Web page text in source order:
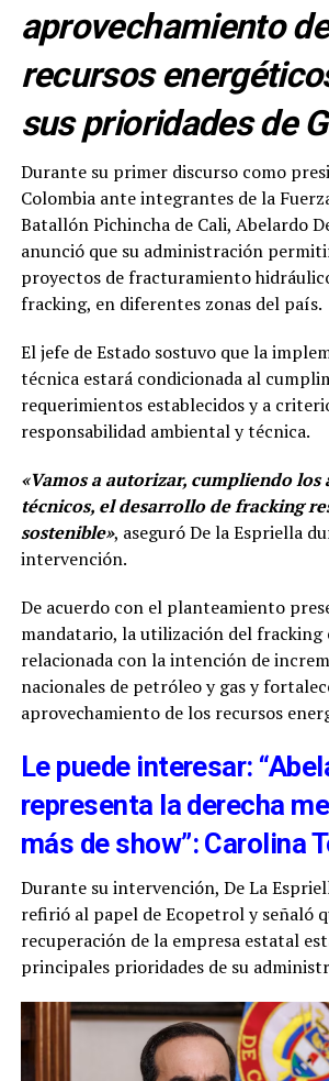
aprovechamiento
recursos
sus prioridades de
Durante su primer discurso como
Colombia ante integrantes de la
Batallón Pichincha de Cali, Abelardo
anunció que su administración
proyectos de fracturamiento
fracking, en diferentes zonas del país.
El jefe de Estado sostuvo que la
técnica estará condicionada al
requerimientos establecidos y a
responsabilidad ambiental y técnica.
«Vamos a autorizar, cumpliendo los
técnicos, el desarrollo de fracking
sostenible», aseguró De la Espriella
intervención.
De acuerdo con el planteamiento
mandatario, la utilización del fracking
relacionada con la intención de
nacionales de petróleo y gas y
aprovechamiento de los recursos
Le puede interesar:
representa la derecha
más de show”: Carolina
Durante su intervención, De La
refirió al papel de Ecopetrol y señaló
recuperación de la empresa estatal
principales prioridades de su